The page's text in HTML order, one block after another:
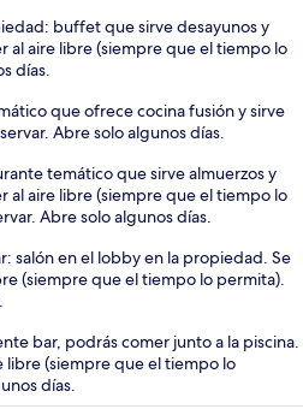
buffet que sirve desayunos y
al aire libre (siempre que el tiempo lo
días.
que ofrece cocina fusión y sirve
Abre solo algunos días.
temático que sirve almuerzos y
al aire libre (siempre que el tiempo lo
Abre solo algunos días.
salón en el lobby en la propiedad. Se
(siempre que el tiempo lo permita).
bar, podrás comer junto a la piscina.
libre (siempre que el tiempo lo
días.